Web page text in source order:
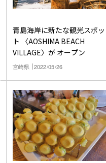
青島海岸に新たな観光スポッ
ト 〈AOSHIMA BEACH
VILLAGE〉が オープン
宮崎県 2022/05/26